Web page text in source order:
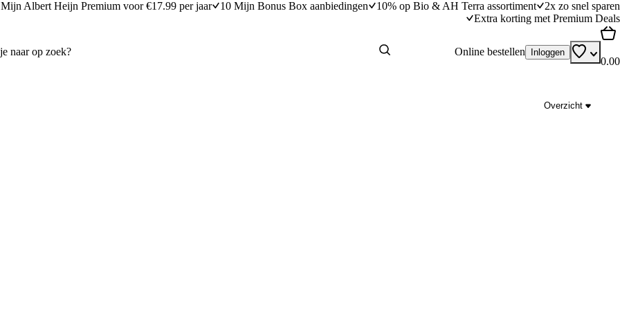
Mijn Albert Heijn Premium voor €17.99 per jaar 10 Mijn Bonus Box aanbiedingen 10% op Bio & AH Terra assortiment
2x zo snel sparen
Extra korting met Premium Deals
Online bestellen Inloggen
0.00
Overzicht